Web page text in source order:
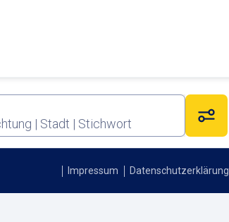
| Stadt | Stichwort
Impressum Datenschutzerklärung